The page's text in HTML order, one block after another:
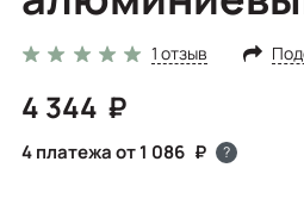
1 отзыв
4 344
4 платежа от 1 086 ?